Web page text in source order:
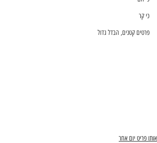
כי קר
פרטים קטנים, הבדל גדול
אותו פריט יום אחר